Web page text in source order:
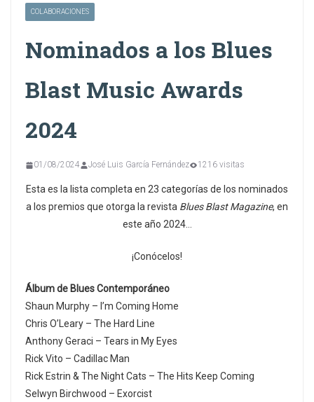
COLABORACIONES
Nominados a los Blues
Blast Music Awards
2024
01/08/2024 José Luis García Fernández 1216 visitas
Esta es la lista completa en 23 categorías de los nominados
a los premios que otorga la revista Blues Blast Magazine, en
este año 2024…
¡Conócelos!
Álbum de Blues Contemporáneo
Shaun Murphy – I’m Coming Home
Chris O’Leary – The Hard Line
Anthony Geraci – Tears in My Eyes
Rick Vito – Cadillac Man
Rick Estrin & The Night Cats – The Hits Keep Coming
Selwyn Birchwood – Exorcist